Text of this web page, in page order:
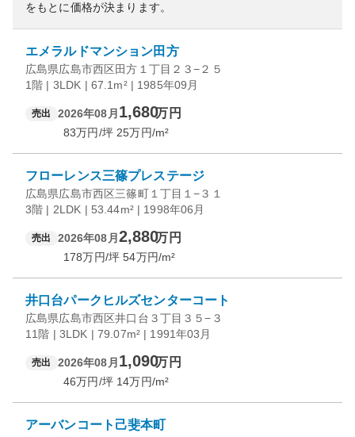
をもとに価格が決まります。
エメラルドマンション田方
広島県広島市西区田方１丁目２３−２５
1階 | 3LDK | 67.1m² | 1985年09月
売出 2026年08月 1,680万円
83万円/坪 25万円/m²
フローレンス三篠プレステージ
広島県広島市西区三篠町１丁目１−３１
3階 | 2LDK | 53.44m² | 1998年06月
売出 2026年08月 2,880万円
178万円/坪 54万円/m²
井口台パークヒルズセンターコート
広島県広島市西区井口台３丁目３５−３
11階 | 3LDK | 79.07m² | 1991年03月
売出 2026年08月 1,090万円
46万円/坪 14万円/m²
アーバンコート己斐本町